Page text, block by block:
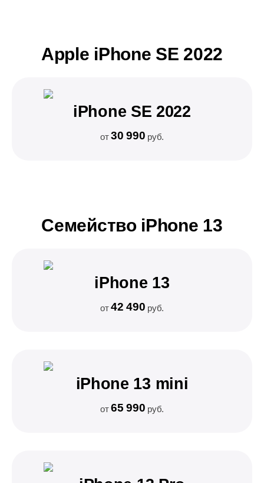
Apple iPhone SE 2022
iPhone SE 2022
от30 990 руб.
Семейство iPhone 13
iPhone 13
от42 490 руб.
iPhone 13 mini
от65 990 руб.